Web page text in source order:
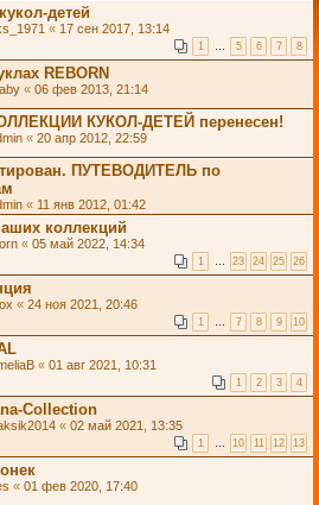
детей
« 17 сен 2017, 13:14
1 … 5 6 7 8
REBORN
« 06 фев 2013, 21:14
КУКОЛ-ДЕТЕЙ перенесен!
« 20 апр 2012, 22:59
ПУТЕВОДИТЕЛЬ по
« 11 янв 2012, 01:42
коллекций
« 05 май 2022, 14:34
1 … 23 24 25 26
« 24 ноя 2021, 20:46
1 … 7 8 9 10
« 01 авг 2021, 10:31
1 2 3 4
Collection
« 02 май 2021, 13:35
1 … 10 11 12 13
« 01 фев 2020, 17:40